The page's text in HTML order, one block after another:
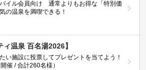
イル会員向け 通常よりもお得な「特別価
の温泉を満喫できる！
ィ温泉 百名湯2026】
い施設に投票してプレゼントを当てよう！
開催 / 合計260名様）